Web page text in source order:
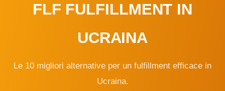
FLF FULFILLMENT IN
UCRAINA
Le 10 migliori alternative per un fulfillment efficace in
Ucraina.